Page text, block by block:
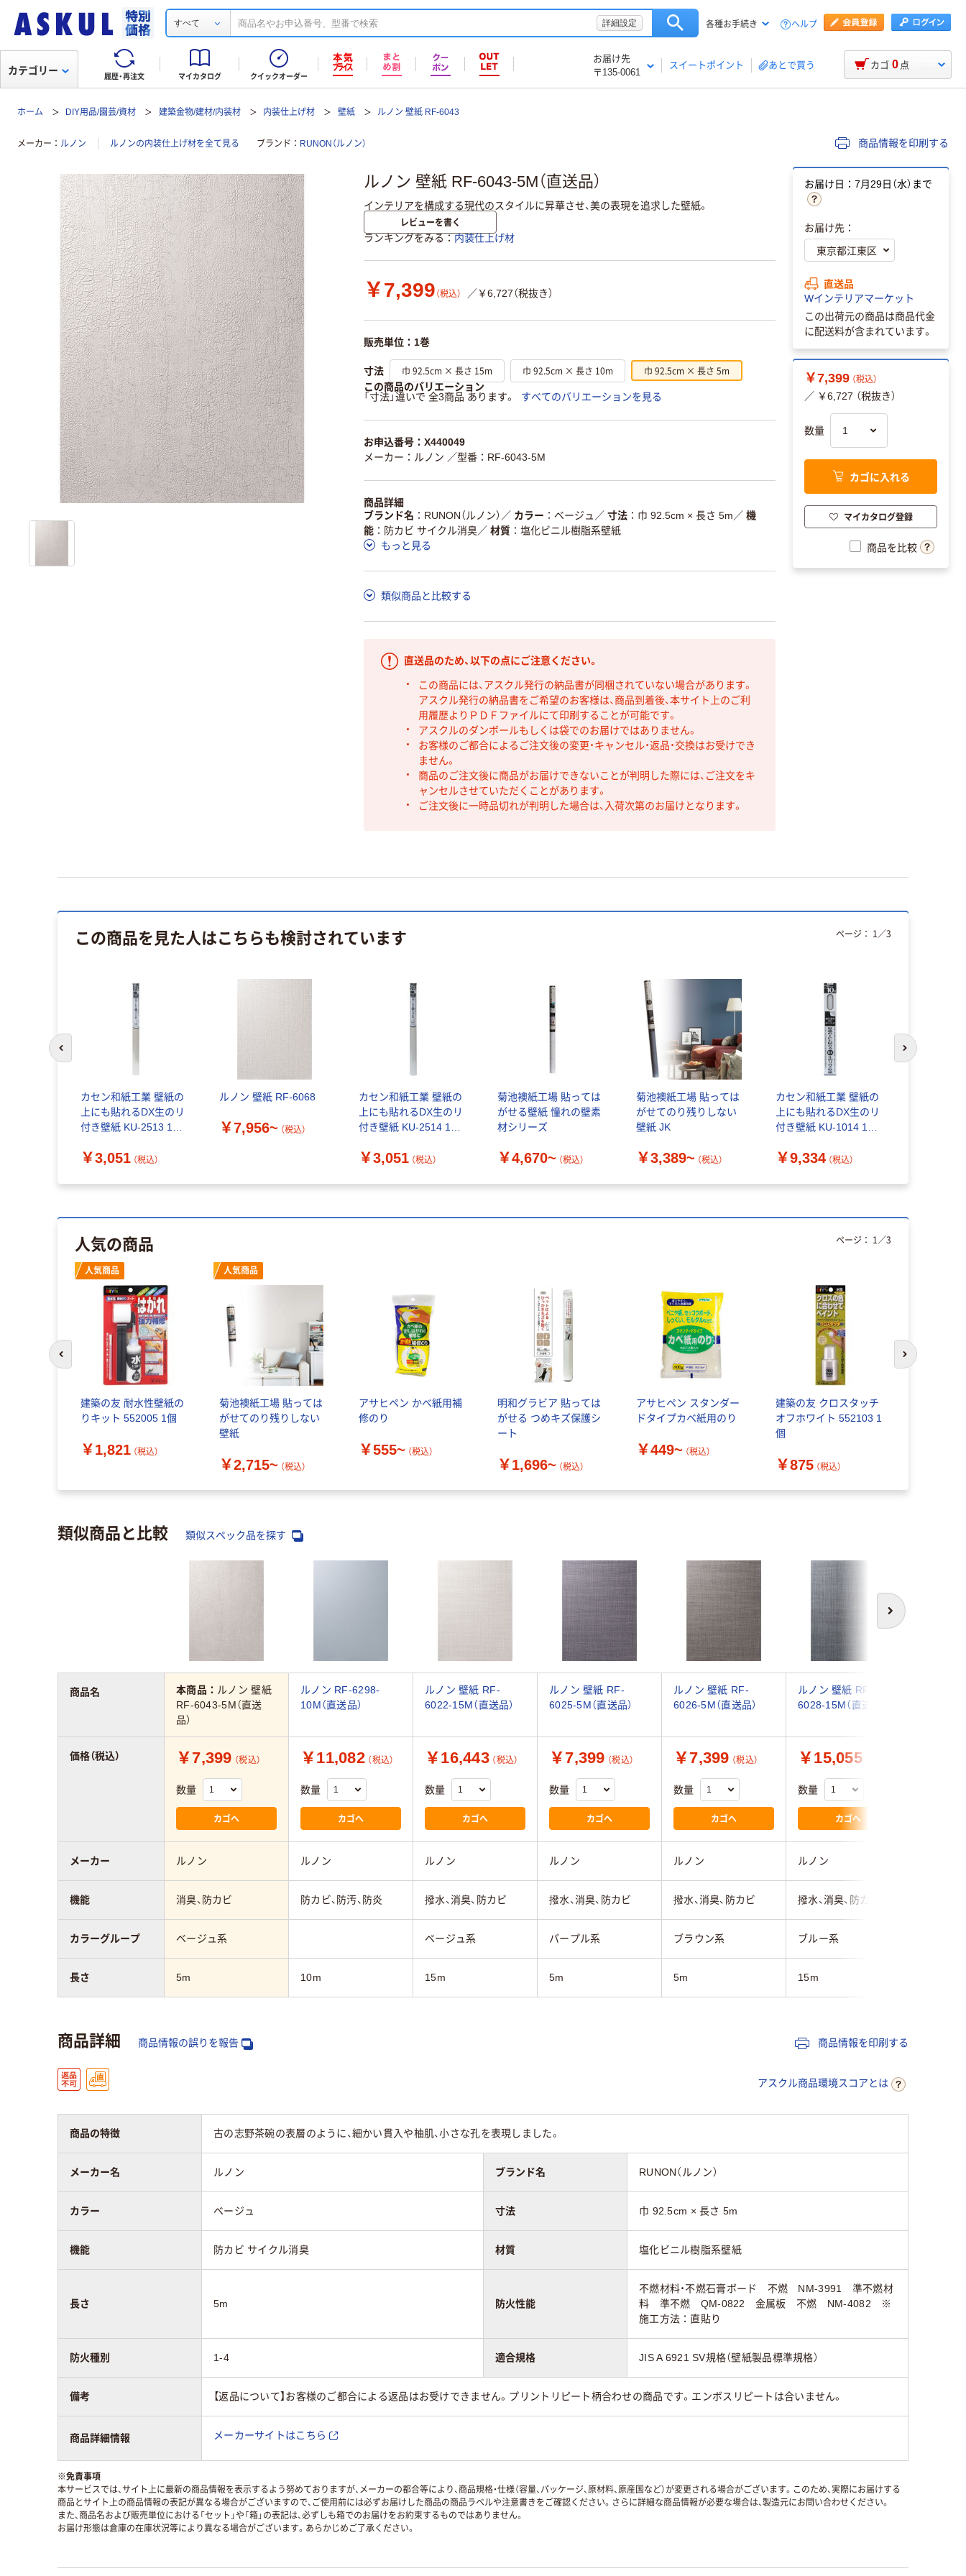
すべて 詳細設定 各種お手続き ヘルプ
履歴・再注文 マイカタログ クイックオーダー
お届け先
〒135-0061
スイートポイント あとで買う
カテゴリー カゴ 0 点
ホーム DIY用品/園芸/資材 建築金物/建材/内装材 内装仕上げ材 壁紙 ルノン 壁紙 RF-6043
メーカー ルノン ルノンの内装仕上げ材を全て見る ブランド RUNON（ルノン） 商品情報を印刷する
ルノン 壁紙 RF-6043-5M（直送品）
インテリアを構成する現代のスタイルに昇華させ、美の表現を追求した壁紙。
レビューを書く
ランキングをみる 内装仕上げ材
￥7,399 （税込） ／￥6,727（税抜き）
販売単位：1巻
寸法 巾 92.5cm × 長さ 15m 巾 92.5cm × 長さ 10m 巾 92.5cm × 長さ 5m
この商品のバリエーション
「寸法」違いで 全3商品 あります。
すべてのバリエーションを見る
お申込番号：X440049
メーカー：ルノン ／型番：RF-6043-5M
商品詳細
ブランド名
RUNON（ルノン） ／ カラー ベージュ ／ 寸法 巾 92.5cm × 長さ 5m ／ 機
能
防カビ サイクル消臭／ 材質
塩化ビニル樹脂系壁紙
もっと見る
類似商品と比較する
直送品のため、以下の点にご注意ください。
この商品には、アスクル発行の納品書が同梱されていない場合があります。
アスクル発行の納品書をご希望のお客様は、商品到着後、本サイト上のご利
用履歴よりＰＤＦファイルにて印刷することが可能です。
アスクルのダンボールもしくは袋でのお届けではありません。
お客様のご都合によるご注文後の変更・キャンセル・返品・交換はお受けでき
ません。
商品のご注文後に商品がお届けできないことが判明した際には、ご注文をキ
ャンセルさせていただくことがあります。
ご注文後に一時品切れが判明した場合は、入荷次第のお届けとなります。
お届け日：7月29日（水）まで
お届け先：
直送品
Wインテリアマーケット
この出荷元の商品は商品代金
に配送料が含まれています。
￥7,399 （税込）
／ ￥6,727 （税抜き）
数量
カゴに入れる
マイカタログ登録
商品を比較
この商品を見た人はこちらも検討されています
カセン和紙工業 壁紙の
上にも貼れるDX生のリ
付き壁紙 KU-2513 1個
￥3,051 （税込）
ルノン 壁紙 RF-6068
￥7,956~ （税込）
カセン和紙工業 壁紙の
上にも貼れるDX生のリ
付き壁紙 KU-2514 1個
￥3,051 （税込）
菊池襖紙工場 貼っては
がせる壁紙 憧れの壁素
材シリーズ
￥4,670~ （税込）
菊池襖紙工場 貼っては
がせてのり残りしない
壁紙 JK
￥3,389~ （税込）
カセン和紙工業 壁紙の
上にも貼れるDX生のリ
付き壁紙 KU-1014 1個
￥9,334 （税込）
ページ： 1 ／3
前のスライドへ 次のスライド
人気の商品
人気商品
建築の友 耐水性壁紙の
りキット 552005 1個
￥1,821 （税込）
人気商品
菊池襖紙工場 貼っては
がせてのり残りしない
壁紙
￥2,715~ （税込）
アサヒペン かべ紙用補
修のり
￥555~ （税込）
明和グラビア 貼っては
がせる つめキズ保護シ
ート
￥1,696~ （税込）
アサヒペン スタンダー
ドタイプカベ紙用のり
￥449~ （税込）
建築の友 クロスタッチ
オフホワイト 552103 1
個
￥875 （税込）
ページ： 1 ／3
前のスライドへ 次のスライド
類似商品と比較 類似スペック品を探す
次へ
本商品： ルノン 壁紙
RF-6043-5M（直送
品）
ルノン RF-6298-
10M（直送品）
ルノン 壁紙 RF-
6022-15M（直送品）
ルノン 壁紙 RF-
6025-5M（直送品）
ルノン 壁紙 RF-
6026-5M（直送品）
ルノン 壁紙 RF-
6028-15M（直送品）
￥7,399 （税込）
数量
カゴへ
￥11,082 （税込）
数量
カゴへ
￥16,443 （税込）
数量
カゴへ
￥7,399 （税込）
数量
カゴへ
￥7,399 （税込）
数量
カゴへ
￥15,055
数量
カゴへ
ルノン ルノン ルノン ルノン ルノン ルノン
消臭、防カビ 防カビ、防汚、防炎 撥水、消臭、防カビ 撥水、消臭、防カビ 撥水、消臭、防カビ 撥水、消臭、防カビ
ベージュ系 ベージュ系 パープル系 ブラウン系 ブルー系
5m 10m 15m 5m 5m 15m
商品名
価格（税込）
メーカー
機能
カラーグループ
長さ
商品詳細 商品情報の誤りを報告 商品情報を印刷する
アスクル商品環境スコアとは
商品の特徴 古の志野茶碗の表層のように、細かい貫入や柚肌、小さな孔を表現しました。
メーカー名 ルノン ブランド名 RUNON（ルノン）
カラー ベージュ 寸法 巾 92.5cm × 長さ 5m
機能 防カビ サイクル消臭 材質 塩化ビニル樹脂系壁紙
長さ 5m 防火性能
不燃材料・不燃石膏ボード 不燃 NM-3991 準不燃材
料 準不燃 QM-0822 金属板 不燃 NM-4082 ※
施工方法：直貼り
防火種別 1-4 適合規格 JIS A 6921 SV規格（壁紙製品標準規格）
備考 【返品について】お客様のご都合による返品はお受けできません。プリントリピート柄合わせの商品です。エンボスリピートは合いません。
商品詳細情報 メーカーサイトはこちら
※免責事項
本サービスでは、サイト上に最新の商品情報を表示するよう努めておりますが、メーカーの都合等により、商品規格・仕様（容量、パッケージ、原材料、原産国など）が変更される場合がございます。このため、実際にお届けする
商品とサイト上の商品情報の表記が異なる場合がございますので、ご使用前には必ずお届けした商品の商品ラベルや注意書きをご確認ください。さらに詳細な商品情報が必要な場合は、製造元にお問い合わせください。
また、商品名および販売単位における「セット」や「箱」の表記は、必ずしも箱でのお届けをお約束するものではありません。
お届け形態は倉庫の在庫状況等により異なる場合がございます。あらかじめご了承ください。